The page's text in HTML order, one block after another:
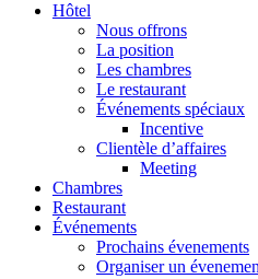
Hôtel
Nous offrons
La position
Les chambres
Le restaurant
Événements spéciaux
Incentive
Clientèle d’affaires
Meeting
Chambres
Restaurant
Événements
Prochains évenements
Organiser un